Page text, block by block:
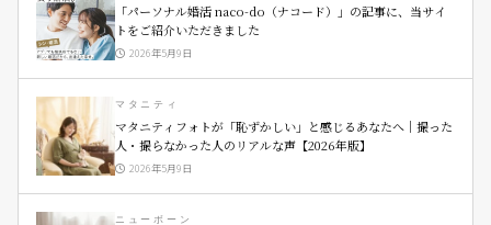
「パーソナル婚活 naco-do（ナコード）」の記事に、当サイ
トをご紹介いただきました
2026年5月9日
マタニティ
マタニティフォトが「恥ずかしい」と感じるあなたへ｜撮った
人・撮らなかった人のリアルな声【2026年版】
2026年5月9日
ニューボーン